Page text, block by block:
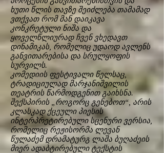
ხუთი წლის თავზე შეიძლება თამამად
ვთქვათ რომ მან დაიკავა
კონკრეტული ნიშა და
ყოველწლიურად ჩვენ ვხედავთ
დინამიკას, რომელიც უდაოდ ავლენს
განვითარებისა და სრულყოფის
სურვილს.
კომედიის ფესტივალი წელსაც,
ტრადიციულად მარჯანიშვილის
თეატრის წარმოდგენით გაიხსნა.
შექსპირის „როგორც გენებოთ“, არის
კლასკად ქცეული პიესის
ინტერპრეტირებული სცენური ვერსია,
რომელიც რეჟისორმა ლევან
წულაძემ დრამატურგ ლაშა ბუღაძეის
მიერ ადაბტირებული ტექსტის